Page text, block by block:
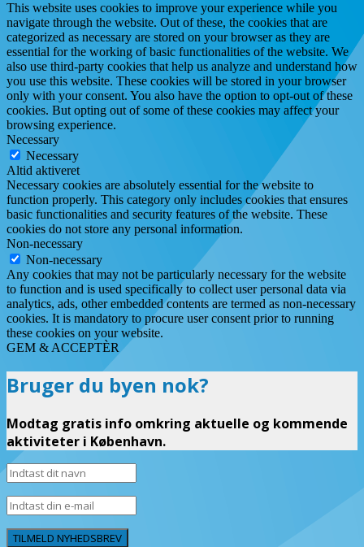
This website uses cookies to improve your experience while you
navigate through the website. Out of these, the cookies that are
categorized as necessary are stored on your browser as they are
essential for the working of basic functionalities of the website. We
also use third-party cookies that help us analyze and understand how
you use this website. These cookies will be stored in your browser
only with your consent. You also have the option to opt-out of these
cookies. But opting out of some of these cookies may affect your
browsing experience.
Necessary
Necessary
Altid aktiveret
Necessary cookies are absolutely essential for the website to
function properly. This category only includes cookies that ensures
basic functionalities and security features of the website. These
cookies do not store any personal information.
Non-necessary
Non-necessary
Any cookies that may not be particularly necessary for the website
to function and is used specifically to collect user personal data via
analytics, ads, other embedded contents are termed as non-necessary
cookies. It is mandatory to procure user consent prior to running
these cookies on your website.
GEM & ACCEPTÈR
Bruger du byen nok?
Modtag gratis info omkring aktuelle og kommende
aktiviteter i København.
TILMELD NYHEDSBREV